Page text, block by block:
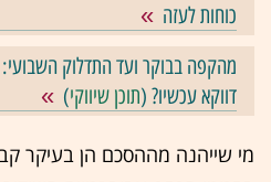
כוחות לעזה
מהקפה בבוקר ועד התדלוק
דווקא עכשיו? (תוכן שיווקי)
מי שייהנה מההסכם הן בעיקר